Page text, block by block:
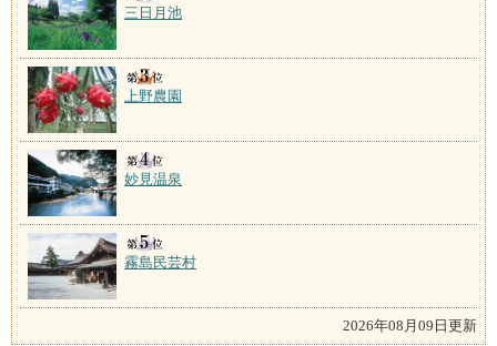
三日月池
上野農園
妙見温泉
霧島民芸村
2026年08月09日更新